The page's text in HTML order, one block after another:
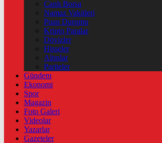
Canlı Borsa
Namaz Vakitleri
Puan Durumu
Kripto Paralar
Dövizler
Hisseler
Altınlar
Pariteler
Gündem
Ekonomi
Spor
Magazin
Foto Galeri
Videolar
Yazarlar
Gazeteler